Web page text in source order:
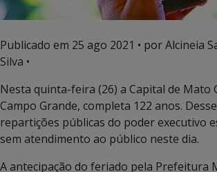
Publicado em 25 ago 2021 • por Alcineia
Silva •
Nesta quinta-feira (26) a Capital de Mato
Campo Grande, completa 122 anos.
repartições públicas do poder executivo
sem atendimento ao público neste dia.
A antecipação do feriado pela Prefeitura